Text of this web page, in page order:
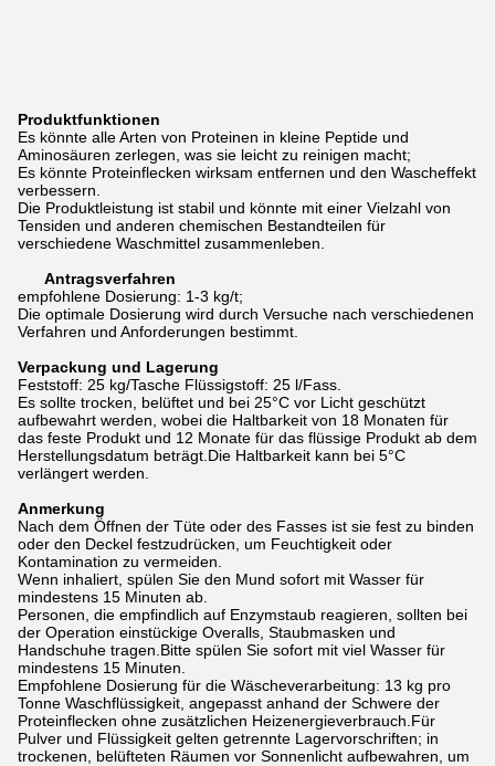
Produktfunktionen
Es könnte alle Arten von Proteinen in kleine Peptide und
Aminosäuren zerlegen, was sie leicht zu reinigen macht;
Es könnte Proteinflecken wirksam entfernen und den Wascheffekt
verbessern.
Die Produktleistung ist stabil und könnte mit einer Vielzahl von
Tensiden und anderen chemischen Bestandteilen für
verschiedene Waschmittel zusammenleben.
Antragsverfahren
empfohlene Dosierung: 1-3 kg/t;
Die optimale Dosierung wird durch Versuche nach verschiedenen
Verfahren und Anforderungen bestimmt.
Verpackung und Lagerung
Feststoff: 25 kg/Tasche Flüssigstoff: 25 l/Fass.
Es sollte trocken, belüftet und bei 25°C vor Licht geschützt
aufbewahrt werden, wobei die Haltbarkeit von 18 Monaten für
das feste Produkt und 12 Monate für das flüssige Produkt ab dem
Herstellungsdatum beträgt.Die Haltbarkeit kann bei 5°C
verlängert werden.
Anmerkung
Nach dem Öffnen der Tüte oder des Fasses ist sie fest zu binden
oder den Deckel festzudrücken, um Feuchtigkeit oder
Kontamination zu vermeiden.
Wenn inhaliert, spülen Sie den Mund sofort mit Wasser für
mindestens 15 Minuten ab.
Personen, die empfindlich auf Enzymstaub reagieren, sollten bei
der Operation einstückige Overalls, Staubmasken und
Handschuhe tragen.Bitte spülen Sie sofort mit viel Wasser für
mindestens 15 Minuten.
Empfohlene Dosierung für die Wäscheverarbeitung: 1­3 kg pro
Tonne Waschflüssigkeit, angepasst anhand der Schwere der
Proteinflecken ohne zusätzlichen Heizenergieverbrauch.Für
Pulver und Flüssigkeit gelten getrennte Lagervorschriften; in
trockenen, belüfteten Räumen vor Sonnenlicht aufbewahren, um